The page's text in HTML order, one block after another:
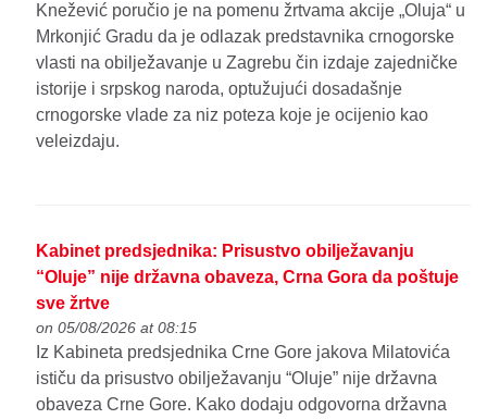
Knežević poručio je na pomenu žrtvama akcije „Oluja“ u
Mrkonjić Gradu da je odlazak predstavnika crnogorske
vlasti na obilježavanje u Zagrebu čin izdaje zajedničke
istorije i srpskog naroda, optužujući dosadašnje
crnogorske vlade za niz poteza koje je ocijenio kao
veleizdaju.
Kabinet predsjednika: Prisustvo obilježavanju
“Oluje” nije državna obaveza, Crna Gora da poštuje
sve žrtve
on 05/08/2026 at 08:15
Iz Kabineta predsjednika Crne Gore jakova Milatovića
ističu da prisustvo obilježavanju “Oluje” nije državna
obaveza Crne Gore. Kako dodaju odgovorna državna